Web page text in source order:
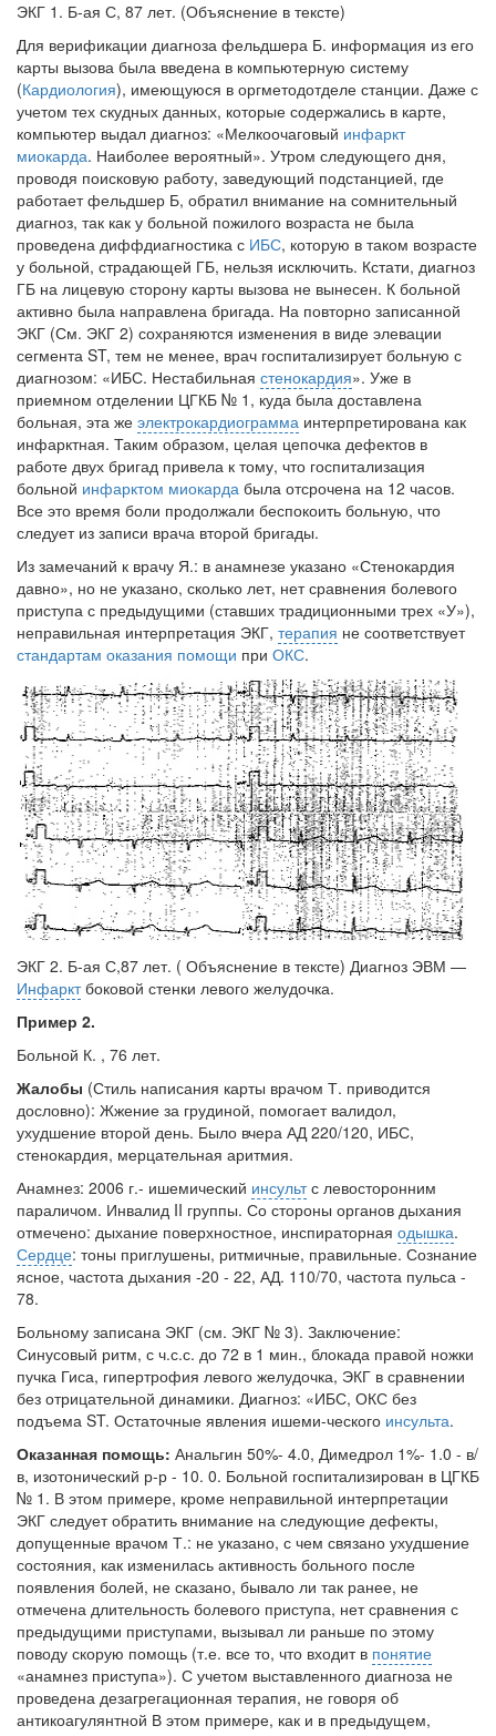
ЭКГ 1. Б-ая С, 87 лет. (Объяснение в тексте)
Для верификации диагноза фельдшера Б. информация из его
карты вызова была введена в компьютерную систему
(Кардиология), имею­щуюся в оргметодотделе станции. Даже с
учетом тех скудных данных, которые содержались в карте,
компьютер выдал диагноз: «Мелкоочаго­вый инфаркт
миокарда. Наиболее вероятный». Утром следующего дня,
проводя поисковую работу, заведующий подстанцией, где
работает фель­дшер Б, обратил внимание на сомнительный
диагноз, так как у больной пожилого возраста не была
проведена диффдиагностика с ИБС, которую в таком возрасте
у больной, страдающей ГБ, нельзя исключить. Кстати, диагноз
ГБ на лицевую сторону карты вызова не вынесен. К больной
активно была направлена бригада. На повторно записанной
ЭКГ (См. ЭКГ 2) сохраняются изменения в виде элевации
сегмента ST, тем не менее, врач госпитализирует больную с
диагнозом: «ИБС. Нестабиль­ная стенокардия». Уже в
приемном отделении ЦГКБ № 1, куда была доставлена
больная, эта же электрокардиограмма интерпретирована как
инфарктная. Таким образом, целая цепочка дефектов в
работе двух бри­гад привела к тому, что госпитализация
больной инфарктом миокарда была отсрочена на 12 часов.
Все это время боли продолжали беспокоить больную, что
следует из записи врача второй бригады.
Из замечаний к врачу Я.: в анамнезе указано «Стенокардия
давно», но не указано, сколько лет, нет сравнения болевого
приступа с предыду­щими (ставших традиционными трех «У»),
неправильная интерпретация ЭКГ, терапия не соответствует
стандартам оказания помощи при ОКС.
ЭКГ 2. Б-ая С,87 лет. ( Объяснение в тексте) Диагноз ЭВМ —
Инфарктбоковой стенки левого желудочка.
Пример 2.
Больной К. , 76 лет.
Жалобы (Стиль написания карты врачом Т. приводится
дословно): Жжение за грудиной, помогает валидол,
ухудшение второй день. Было вчера АД 220/120, ИБС,
стенокардия, мерцательная аритмия.
Анамнез: 2006 г.- ишемический инсультс левосторонним
параличом. Инвалид II группы. Со стороны органов дыхания
отмечено: дыхание поверхностное, инспираторная одышка.
Сердце: тоны приглушены, ритмичные, правильные. Сознание
ясное, частота дыхания -20 - 22, АД. 110/70, частота пульса -
78.
Больному записана ЭКГ (см. ЭКГ № 3). Заключение:
Синусовый ритм, с ч.с.с. до 72 в 1 мин., блокада правой ножки
пучка Гиса, гипер­трофия левого желудочка, ЭКГ в сравнении
без отрицательной динами­ки. Диагноз: «ИБС, ОКС без
подъема ST. Остаточные явления ишеми-ческого инсульта.
Оказанная помощь: Анальгин 50%- 4.0, Димедрол 1%- 1.0 - в/
в, изотонический р-р - 10. 0. Больной госпитализирован в ЦГКБ
№ 1. В этом примере, кроме неправильной интерпретации
ЭКГ следует обратить внимание на следующие дефекты,
допущенные врачом Т.: не указано, с чем связано ухудшение
состояния, как изменилась активность больного после
появления болей, не сказано, бывало ли так ранее, не
отмечена дли­тельность болевого приступа, нет сравнения с
предыдущими приступами, вызывал ли раньше по этому
поводу скорую помощь (т.е. все то, что входит в понятие
«анамнез приступа»). С учетом выставленного диагноза не
проведена дезагрегационная терапия, не говоря об
антикоагулянтной В этом примере, как и в предыдущем,